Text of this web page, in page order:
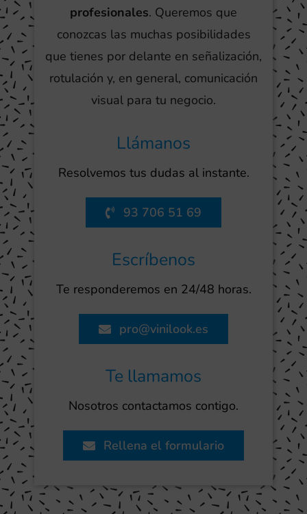
profesionales. Queremos que
conozcas las muchas posibilidades
que tienes por delante en señalización,
rotulación y, en general, comunicación
visual para tu negocio.
Llámanos
Resolvemos tus dudas al instante.
93 706 51 69
Escríbenos
Te responderemos en 24/48 horas.
pro@vinilook.es
Te llamamos
Nosotros contactamos contigo.
Rellena el formulario